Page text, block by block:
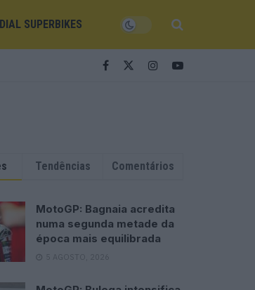
SUPERBIKES
Tendências Comentários
MotoGP: Bagnaia acredita
numa segunda metade da
época mais equilibrada
5 AGOSTO, 2026